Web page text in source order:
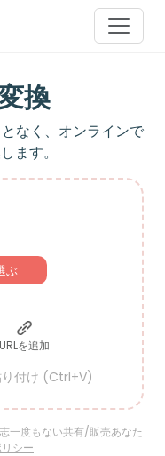
換
なく、オンラインで
ます。
ぶ
URLを追加
り付け (Ctrl+V)
一度もない共有/販売あなた
シー